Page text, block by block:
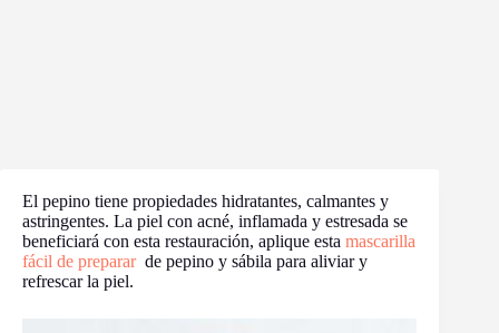
El pepino tiene propiedades hidratantes, calmantes y
astringentes. La piel con acné, inflamada y estresada se
beneficiará con esta restauración, aplique esta mascarilla
fácil de prepararde pepino y sábila para aliviar y
refrescar la piel.